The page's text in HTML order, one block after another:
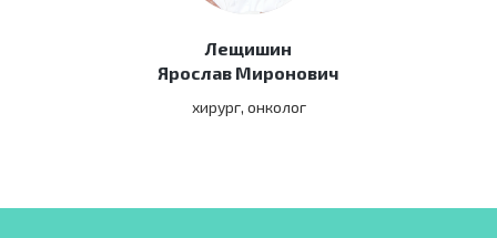
Лещишин
Ярослав Миронович
хирург, онколог